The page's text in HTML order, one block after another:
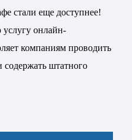
стали еще доступнее!
онлайн-
компаниям проводить
содержать штатного